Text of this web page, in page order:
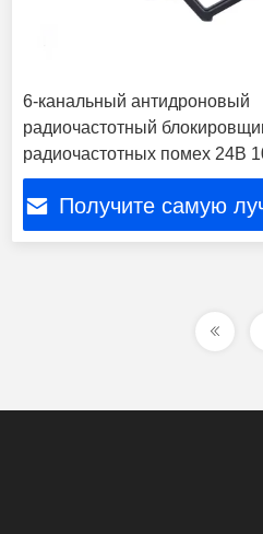
6-канальный антидроновый
радиочастотный
радиочастотных помех 24В
Получите самую